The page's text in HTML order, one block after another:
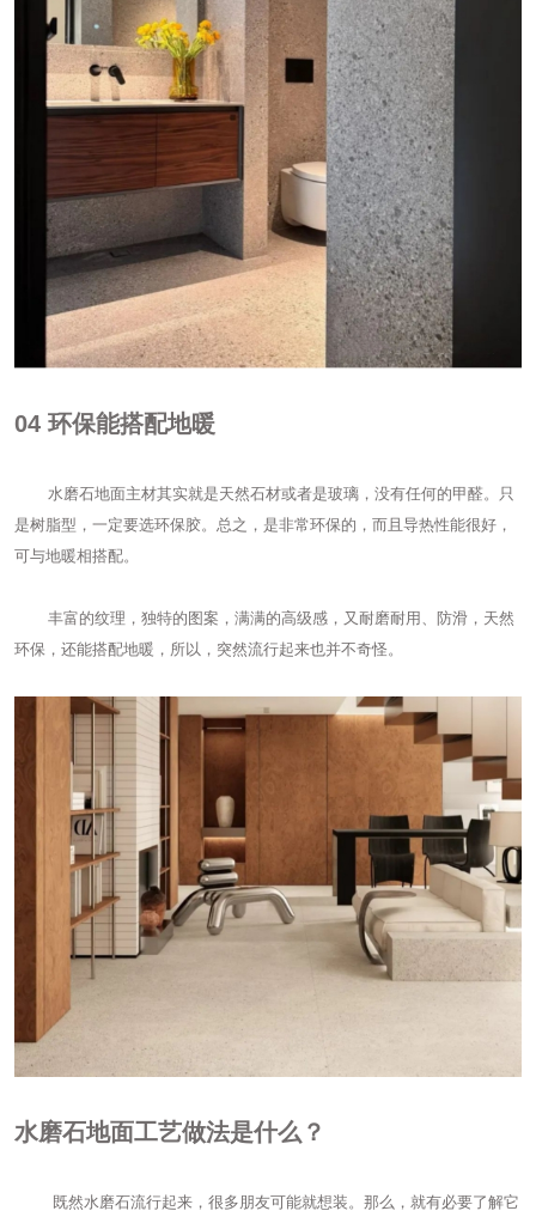
04 环保能搭配地暖
水磨石地面主材其实就是天然石材或者是玻璃，没有任何的甲醛。只
是树脂型，一定要选环保胶。总之，是非常环保的，而且导热性能很好，
可与地暖相搭配。
丰富的纹理，独特的图案，满满的高级感，又耐磨耐用、防滑，天然
环保，还能搭配地暖，所以，突然流行起来也并不奇怪。
水磨石地面工艺做法是什么？
既然水磨石流行起来，很多朋友可能就想装。那么，就有必要了解它